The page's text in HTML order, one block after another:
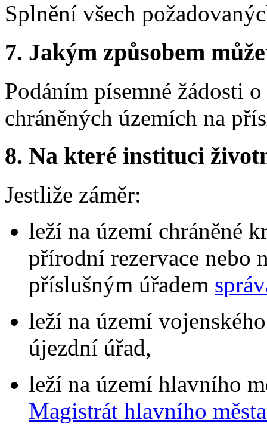
Splnění všech
7. Jakým způsobem
Podáním písemné žádosti
chráněných územích na
8. Na které instituci
Jestliže záměr:
leží na území chráněné
přírodní rezervace nebo
příslušným úřadem
leží na území
újezdní úřad,
leží na území hlavního
Magistrát hlavního